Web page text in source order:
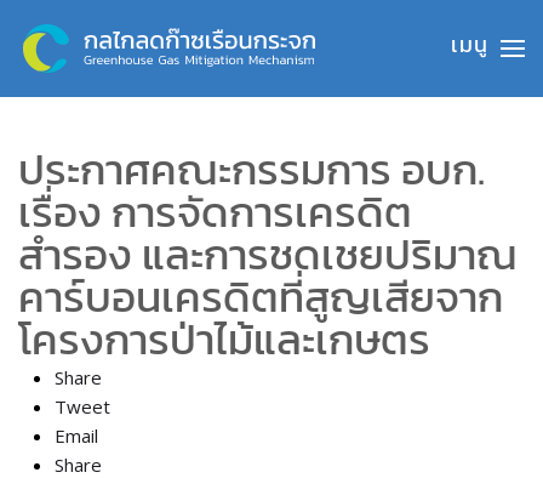
Skip to main content
ประกาศคณะกรรมการ อบก.
เรื่อง การจัดการเครดิต
สำรอง และการชดเชยปริมาณ
คาร์บอนเครดิตที่สูญเสียจาก
โครงการป่าไม้และเกษตร
Share
Tweet
Email
Share